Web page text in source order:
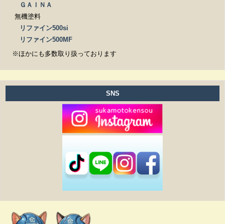
ＧＡＩＮＡ
無機塗料
リファイン500si
リファイン500MF
※ほかにも多数取り扱っております
SNS